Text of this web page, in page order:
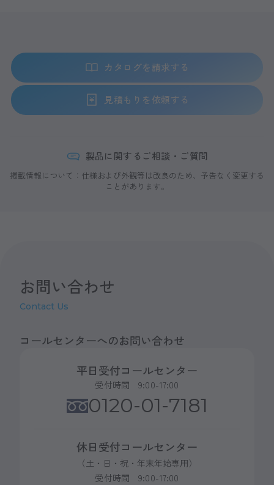
カタログを請求する
見積もりを依頼する
製品に関するご相談・ご質問
掲載情報について：仕様および外観等は改良のため、予告なく変更する
ことがあります。
お問い合わせ
Contact Us
コールセンターへのお問い合わせ
平日受付コールセンター
受付時間 9:00-17:00
0120-01-7181
休日受付コールセンター
（土・日・祝・年末年始専用）
受付時間 9:00-17:00